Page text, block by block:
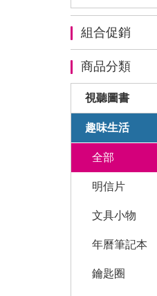
組合促銷
商品分類
視聽圖書
趣味生活
全部
明信片
文具小物
年曆筆記本
鑰匙圈